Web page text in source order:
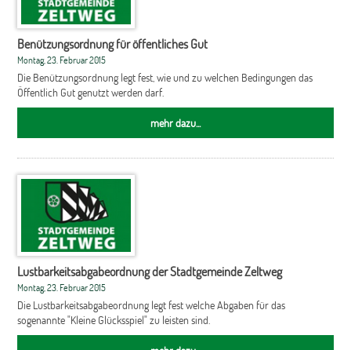
Benützungsordnung für öffentliches Gut
Montag, 23. Februar 2015
Die Benützungsordnung legt fest, wie und zu welchen Bedingungen das
Öffentlich Gut genutzt werden darf.
mehr dazu...
Lustbarkeitsabgabeordnung der Stadtgemeinde Zeltweg
Montag, 23. Februar 2015
Die Lustbarkeitsabgabeordnung legt fest welche Abgaben für das
sogenannte "Kleine Glücksspiel" zu leisten sind.